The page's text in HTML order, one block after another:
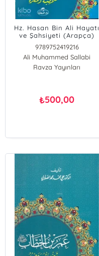
Hz. Hasan Bin Ali Hayatı
ve Şahsiyeti (Arapça)
9789752419216
Ali Muhammed Sallabi
Ravza Yayınları
₺500,00